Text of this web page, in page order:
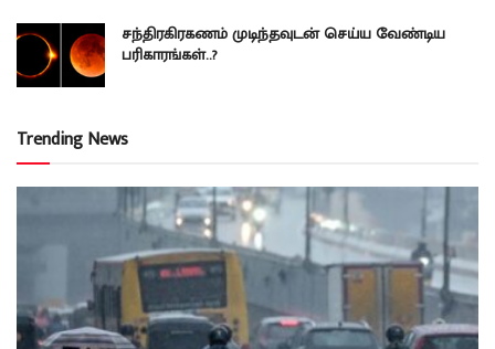
சந்திரகிரகணம் முடிந்தவுடன் செய்ய வேண்டிய
பரிகாரங்கள்..?
Trending News